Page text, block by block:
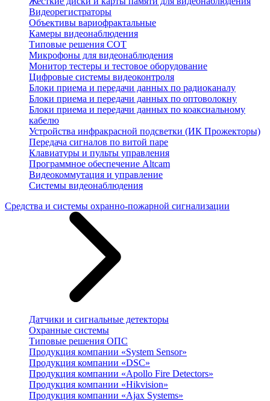
Видеорегистраторы
Объективы вариофрактальные
Камеры видеонаблюдения
Типовые решения СОТ
Микрофоны для видеонаблюдения
Монитор тестеры и тестовое оборудование
Цифровые системы видеоконтроля
Блоки приема и передачи данных по радиоканалу
Блоки приема и передачи данных по оптоволокну
Блоки приема и передачи данных по коаксиальному
кабелю
Устройства инфракрасной подсветки (ИК Прожекторы)
Передача сигналов по витой паре
Клавиатуры и пульты управления
Программное обеспечение Altcam
Видеокоммутация и управление
Системы видеонаблюдения
Средства и системы охранно-пожарной сигнализации
Датчики и сигнальные детекторы
Охранные системы
Типовые решения ОПС
Продукция компании «System Sensor»
Продукция компании «DSC»
Продукция компании «Apollo Fire Detectors»
Продукция компании «Hikvision»
Продукция компании «Ajax Systems»